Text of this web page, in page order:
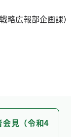
略広報部企画課）
見（令和4